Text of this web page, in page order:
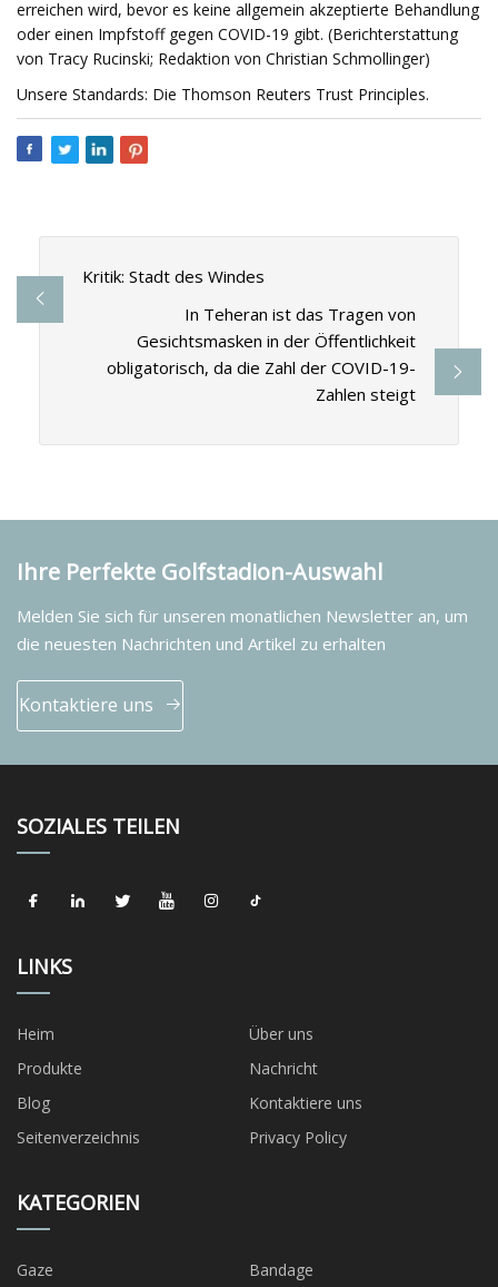
erreichen wird, bevor es keine allgemein akzeptierte Behandlung
oder einen Impfstoff gegen COVID-19 gibt. (Berichterstattung
von Tracy Rucinski; Redaktion von Christian Schmollinger)
Unsere Standards: Die Thomson Reuters Trust Principles.
Kritik: Stadt des Windes
In Teheran ist das Tragen von
Gesichtsmasken in der Öffentlichkeit
obligatorisch, da die Zahl der COVID-19-
Zahlen steigt
Ihre Perfekte Golfstadion-Auswahl
Melden Sie sich für unseren monatlichen Newsletter an, um
die neuesten Nachrichten und Artikel zu erhalten
Kontaktiere uns
SOZIALES TEILEN
LINKS
Heim
Über uns
Produkte
Nachricht
Blog
Kontaktiere uns
Seitenverzeichnis
Privacy Policy
KATEGORIEN
Gaze Bandage